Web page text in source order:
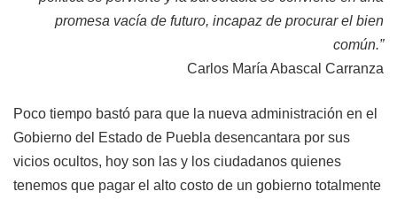
promesa vacía de futuro, incapaz de procurar el bien
común.”
Carlos María Abascal Carranza
Poco tiempo bastó para que la nueva administración en el
Gobierno del Estado de Puebla desencantara por sus
vicios ocultos, hoy son las y los ciudadanos quienes
tenemos que pagar el alto costo de un gobierno totalmente